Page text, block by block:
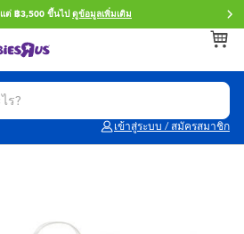
ต่ ฿3,500 ขึ้นไป ดูข้อมูลเพิ่มเติม
เข้าสู่ระบบ / สมัครสมาชิก
ละการสวมบทบาทเป็นฮีโร่
อรี่